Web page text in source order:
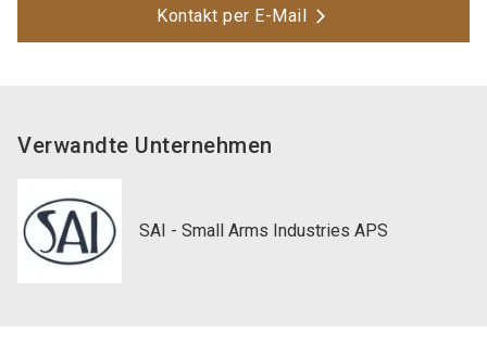
Kontakt per E-Mail
Verwandte Unternehmen
SAI - Small Arms Industries APS